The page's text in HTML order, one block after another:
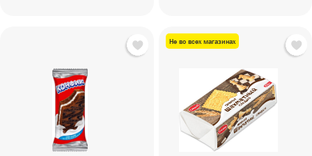
Не во всех магазинах